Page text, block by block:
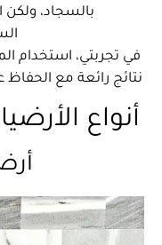
بالسجاد، ولكن
في تجربتي، استخدام
نتائج رائعة مع الحفاظ
أنواع